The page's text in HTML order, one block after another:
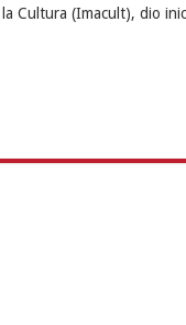
(Imacult), dio